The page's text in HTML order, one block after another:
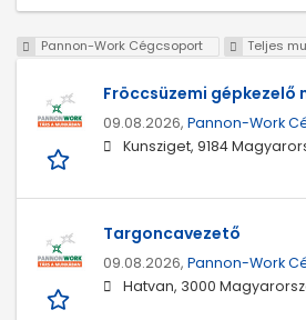
Pannon-Work Cégcsoport Teljes
Fröccsüzemi gépkezelő
09.08.2026, Pannon-Work
Kunsziget, 9184
Targoncavezető
09.08.2026, Pannon-Work
Hatvan, 3000